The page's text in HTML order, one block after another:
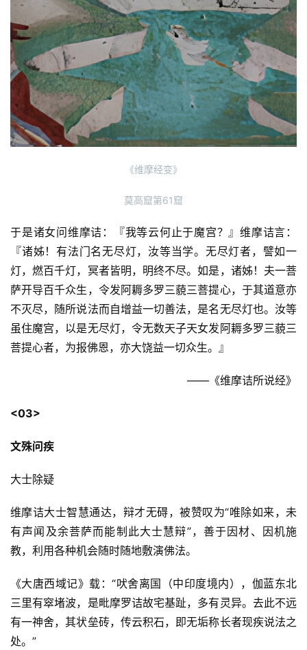
僧
音
高
僧
访
谈
心
专
题
公
益
慈
善
人
院
礼
视
纪
录
《维摩经变》
莫高窟第61窟
于是诸女问维摩诘：『我等云何止于魔宫？』维摩诘言：
『诸姊！有法门名无尽灯，汝等当学。无尽灯者，譬如一
灯，燃百千灯，冥者皆明，明终不尽。如是，诸姊！夫一菩
萨开导百千众生，令发阿耨多罗三藐三菩提心，于其道意亦
不灭尽，随所说法而自增益一切善法，是名无尽灯也。汝等
虽住魔宫，以是无尽灯，令无数天子天女发阿耨多罗三藐三
菩提心者，为报佛恩，亦大饶益一切众生。』
——《维摩诘所说经》
<03>
文殊问疾
大士除疑
维摩诘大士智慧通达，辩才无碍，被赞叹为“唯除如来，未
有声闻及余菩萨而能制此大士慧辩”，善于因材、因机施
教，利用各种机会随时随地敷演佛法。
《大唐西域记》载：“吠舍离国（中印度境内），伽蓝东北
三里有窣堵波，是毗摩罗诘故宅基趾，多有灵异。去此不远
有一神舍，其状垒砖，传云积石，即无垢称长者现疾说法之
处。”